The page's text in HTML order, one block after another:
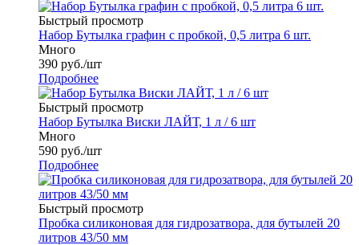
Быстрый просмотр
Набор Бутылка графин с пробкой, 0,5 литра 6 шт.
Много
390 руб./шт
Подробнее
Быстрый просмотр
Набор Бутылка Виски ЛАЙТ, 1 л / 6 шт
Много
590 руб./шт
Подробнее
Быстрый просмотр
Пробка силиконовая для гидрозатвора, для бутылей 20
литров 43/50 мм